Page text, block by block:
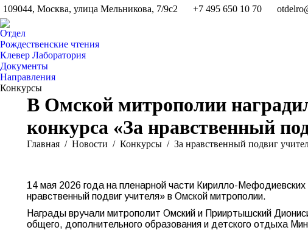
109044, Москва, улица Мельникова, 7/9с2 +7 495 650 10 70
Отдел
Рождественские чтения
Клевер Лаборатория
Документы
Направления
Конкурсы
В Омской митрополии
конкурса «За нравственный
Вы здесь:
Главная Новости Конкурсы За нравственный подвиг
14 мая 2026 года на пленарной части Кирилло-Мефодиевских
нравственный подвиг учителя» в Омской митрополии.
Награды вручали митрополит Омский и Прииртышский
общего, дополнительного образования и детского отдыха